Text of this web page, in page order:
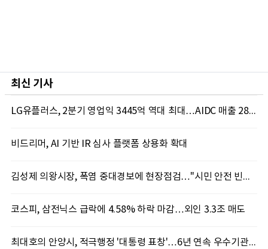
최신 기사
LG유플러스, 2분기 영업익 3445억 역대 최대…AIDC 매출 28.9%↑
비드리머, AI 기반 IR 심사 플랫폼 상용화 확대
김성제 의왕시장, 폭염 중대경보에 현장점검…"시민 안전 빈틈없이 챙긴다"
코스피, 삼전닉스 급락에 4.58% 하락 마감…외인 3.3조 매도
최대호의 안양시, 적극행정 '대통령 표창'…6년 연속 우수기관 쾌거